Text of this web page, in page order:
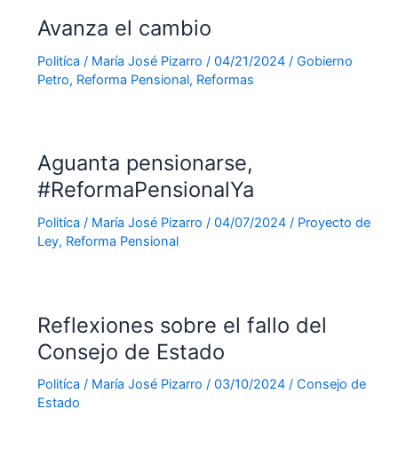
Avanza el cambio
Politíca / María José Pizarro / 04/21/2024 / Gobierno
Petro, Reforma Pensional, Reformas
Aguanta pensionarse,
#ReformaPensionalYa
Politíca / María José Pizarro / 04/07/2024 / Proyecto de
Ley, Reforma Pensional
Reflexiones sobre el fallo del
Consejo de Estado
Politíca / María José Pizarro / 03/10/2024 / Consejo de
Estado